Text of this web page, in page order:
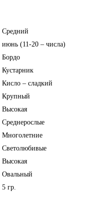
Средний
июнь (11-20 – числа)
Бордо
Кустарник
Кисло – сладкий
Крупный
Высокая
Среднерослые
Многолетние
Светолюбивые
Высокая
Овальный
5 гр.